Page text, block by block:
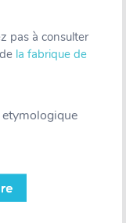
pas à consulter
la fabrique de